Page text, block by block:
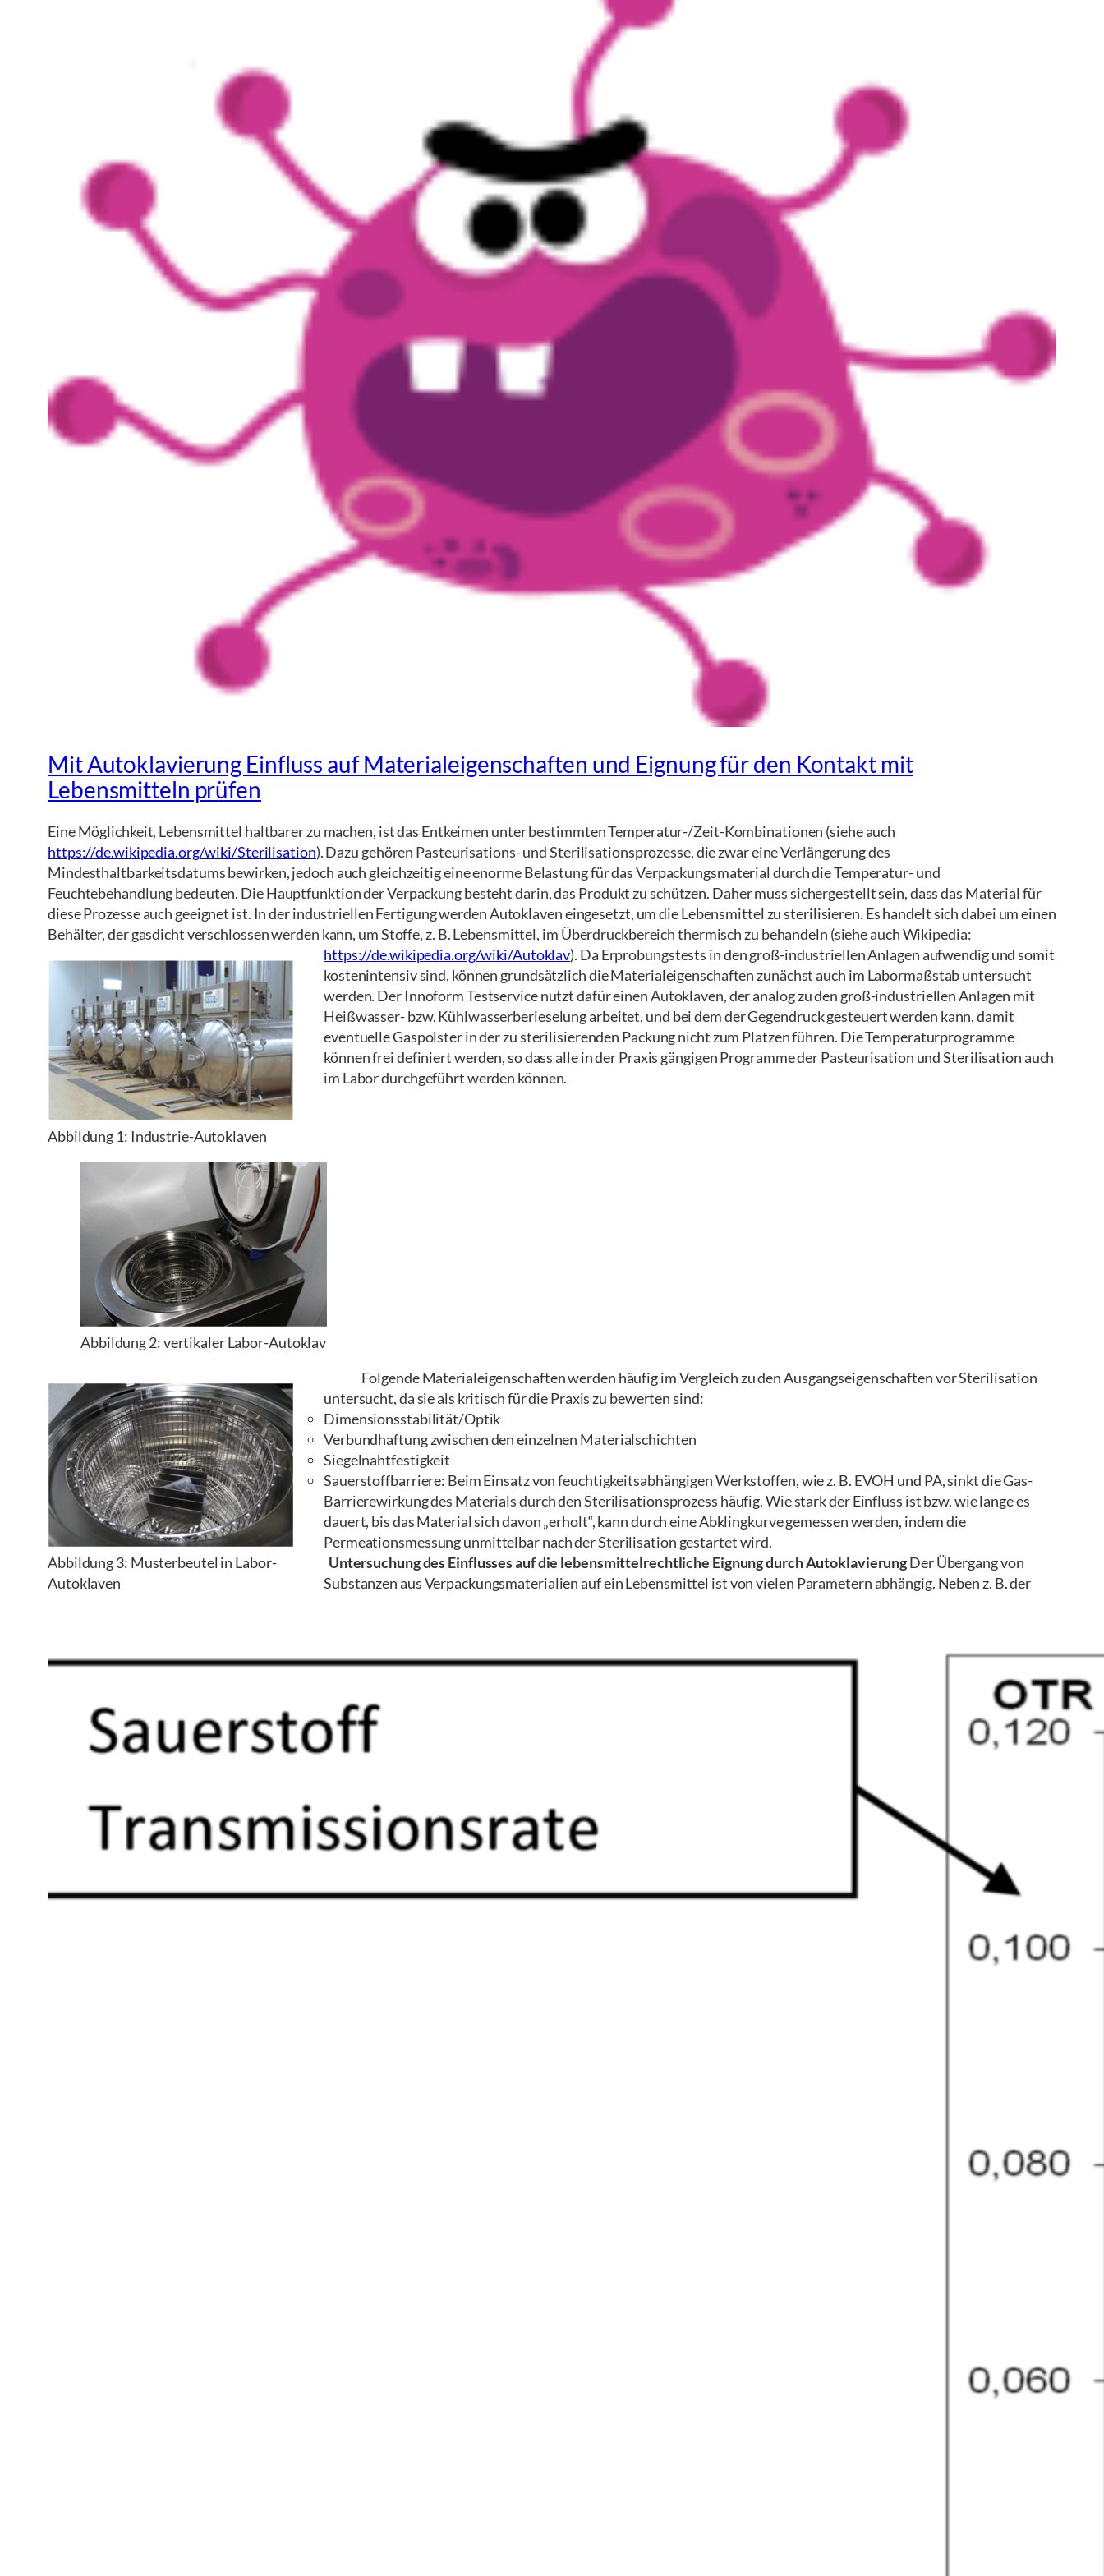
Mit Autoklavierung Einfluss auf Materialeigenschaften und Eignung für den Kontakt mit
Lebensmitteln prüfen
Eine Möglichkeit, Lebensmittel haltbarer zu machen, ist das Entkeimen unter bestimmten Temperatur-/Zeit-Kombinationen (siehe auch
https://de.wikipedia.org/wiki/Sterilisation). Dazu gehören Pasteurisations- und Sterilisationsprozesse, die zwar eine Verlängerung des
Mindesthaltbarkeitsdatums bewirken, jedoch auch gleichzeitig eine enorme Belastung für das Verpackungsmaterial durch die Temperatur- und
Feuchtebehandlung bedeuten. Die Hauptfunktion der Verpackung besteht darin, das Produkt zu schützen. Daher muss sichergestellt sein, dass das Material für
diese Prozesse auch geeignet ist. In der industriellen Fertigung werden Autoklaven eingesetzt, um die Lebensmittel zu sterilisieren. Es handelt sich dabei um einen
Behälter, der gasdicht verschlossen werden kann, um Stoffe, z. B. Lebensmittel, im Überdruckbereich thermisch zu behandeln (siehe auch Wikipedia:
https://de.wikipedia.org/wiki/Autoklav).
Abbildung 1: Industrie-Autoklaven
Da Erprobungstests in den groß-industriellen Anlagen aufwendig und somit
kostenintensiv sind, können grundsätzlich die Materialeigenschaften zunächst auch im Labormaßstab untersucht
werden. Der Innoform Testservice nutzt dafür einen Autoklaven, der analog zu den groß-industriellen Anlagen mit
Heißwasser- bzw. Kühlwasserberieselung arbeitet, und bei dem der Gegendruck gesteuert werden kann, damit
eventuelle Gaspolster in der zu sterilisierenden Packung nicht zum Platzen führen. Die Temperaturprogramme
können frei definiert werden, so dass alle in der Praxis gängigen Programme der Pasteurisation und Sterilisation auch
im Labor durchgeführt werden können.
Abbildung 2: vertikaler Labor-Autoklav
Abbildung 3: Musterbeutel in Labor-
Autoklaven
Folgende Materialeigenschaften werden häufig im Vergleich zu den Ausgangseigenschaften vor Sterilisation
untersucht, da sie als kritisch für die Praxis zu bewerten sind:
Dimensionsstabilität/Optik
Verbundhaftung zwischen den einzelnen Materialschichten
Siegelnahtfestigkeit
Sauerstoffbarriere: Beim Einsatz von feuchtigkeitsabhängigen Werkstoffen, wie z. B. EVOH und PA, sinkt die Gas-
Barrierewirkung des Materials durch den Sterilisationsprozess häufig. Wie stark der Einfluss ist bzw. wie lange es
dauert, bis das Material sich davon „erholt“, kann durch eine Abklingkurve gemessen werden, indem die
Permeationsmessung unmittelbar nach der Sterilisation gestartet wird.
Untersuchung des Einflusses auf die lebensmittelrechtliche Eignung durch AutoklavierungDer Übergang von
Substanzen aus Verpackungsmaterialien auf ein Lebensmittel ist von vielen Parametern abhängig. Neben z. B. der